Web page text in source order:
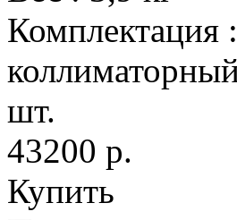
Комплектация :
шт.
43200 р.
Купить